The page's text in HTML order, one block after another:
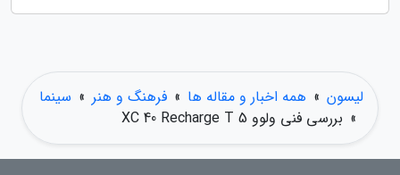
لیسون » همه اخبار و مقاله ها » فرهنگ و هنر » سینما
» بررسی فنی ولوو XC 40 Recharge T 5